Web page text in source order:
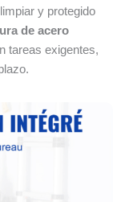
y protegido
de acero
tareas exigentes,